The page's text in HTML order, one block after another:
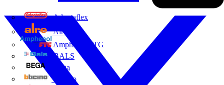
Adaptaflex
Alre
Amphenol FTG
BALS
Bega
Bticino